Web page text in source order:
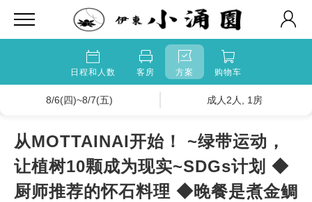
日程和人数 客房 方案 购物车
8/6(四)~8/7(五) 成人2人, 1房
从MOTTAINAI开始！ ~绿带运动，
让植树10颗成为现实~SDGs计划 ◆
厨师推荐的怀石料理 ◆晚餐是煮金鲷